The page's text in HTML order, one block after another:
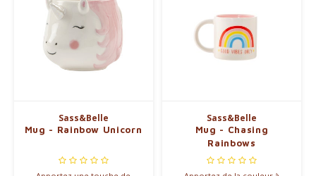
Sass&Belle
Mug - Rainbow Unicorn
Sass&Belle
Mug - Chasing
Rainbows